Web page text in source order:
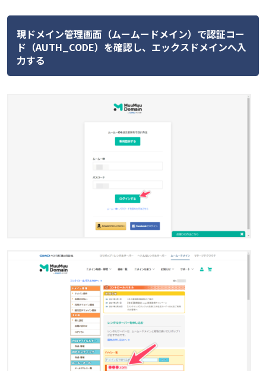
現ドメイン管理画面（ムームードメイン）で認証コー
ド（AUTH_CODE）を確認し、エックスドメインへ入
力する